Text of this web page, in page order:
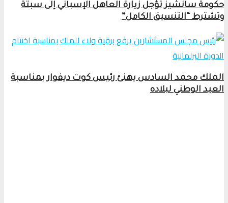
حكومة سانشيز تؤجل زيارة العاهل الإسباني إلى سبتة
وتشترط “التنسيق الكامل”
الملك محمد السادس يهنئ رئيس كوت ديفوار بمناسبة
العيد الوطني لبلاده